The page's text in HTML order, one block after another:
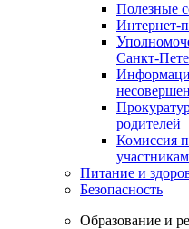
Полезные
Интернет-
Санкт-
родителей
Комиссия
Питание и
Безопасность
Образование и